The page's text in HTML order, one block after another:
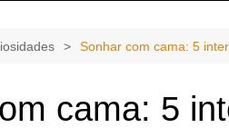
Sonhar com cama: 5
cama: 5